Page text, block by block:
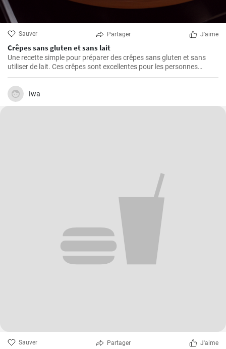
Sauver Partager J'aime
Crêpes sans gluten et sans lait
Une recette simple pour préparer des crêpes sans gluten et sans
utiliser de lait. Ces crêpes sont excellentes pour les personnes
intolérantes au gluten ou au lactose.
Iwa
Sauver Partager J'aime